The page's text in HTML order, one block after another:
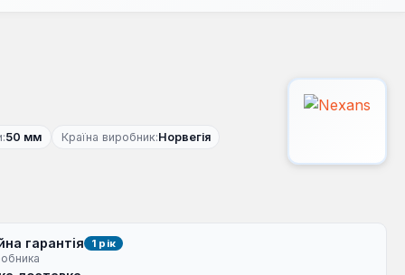
50 мм Країна виробник:Норвегія
гарантія 1 рік